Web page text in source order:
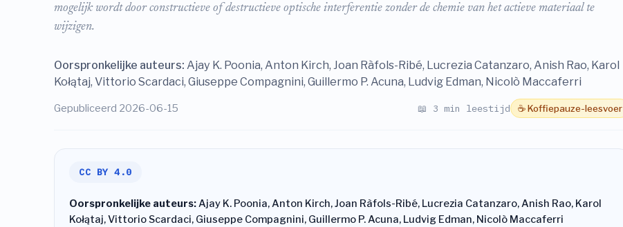
mogelijk wordt door constructieve of destructieve optische interferentie zonder de chemie van het actieve materiaal te
wijzigen.
Oorspronkelijke auteurs: Ajay K. Poonia, Anton Kirch, Joan Ràfols-Ribé, Lucrezia Catanzaro, Anish Rao, Karol
Kołątaj, Vittorio Scardaci, Giuseppe Compagnini, Guillermo P. Acuna, Ludvig Edman, Nicolò Maccaferri
Gepubliceerd 2026-06-15 📖 3 min leestijd ☕ Koffiepauze-leesvoer
CC BY 4.0
Oorspronkelijke auteurs:Ajay K. Poonia, Anton Kirch, Joan Ràfols-Ribé, Lucrezia Catanzaro, Anish Rao, Karol
Kołątaj, Vittorio Scardaci, Giuseppe Compagnini, Guillermo P. Acuna, Ludvig Edman, Nicolò Maccaferri